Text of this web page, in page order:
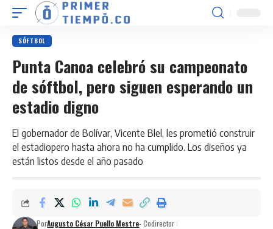
SÓFTBOL
Punta Canoa celebró su campeonato
de sóftbol, pero siguen esperando un
estadio digno
El gobernador de Bolívar, Vicente Blel, les prometió construir
el estadiopero hasta ahora no ha cumplido. Los diseños ya
están listos desde el año pasado
PorAugusto César Puello Mestre- Codirector